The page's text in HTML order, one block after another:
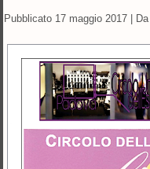
Pubblicato 17 maggio 2017 Da